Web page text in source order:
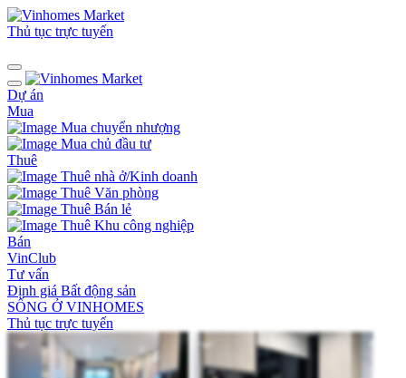
Thủ tục trực tuyến
Dự án
Mua
Mua chuyển nhượng
Mua chủ đầu tư
Thuê
Thuê nhà ở/Kinh doanh
Thuê Văn phòng
Thuê Bán lẻ
Thuê Khu công nghiệp
Bán
VinClub
Tư vấn
Định giá Bất động sản
SỐNG Ở VINHOMES
Thủ tục trực tuyến